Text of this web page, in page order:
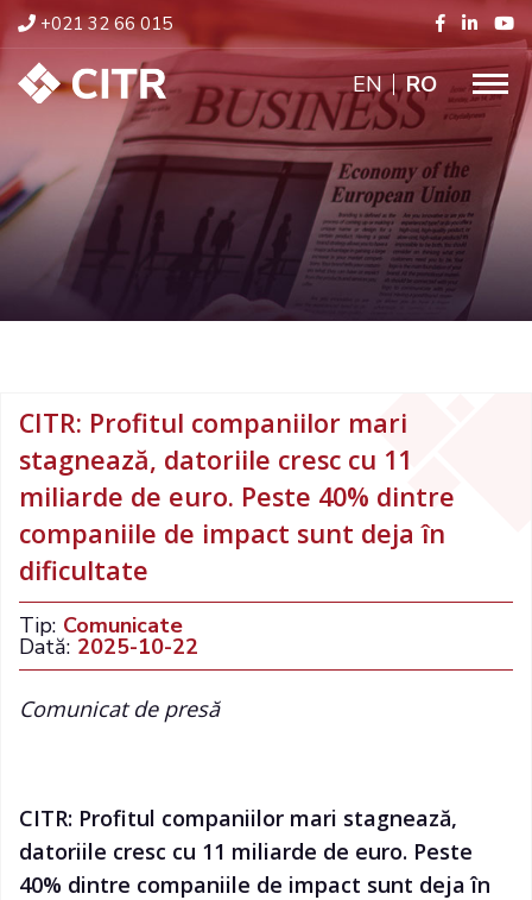
+021 32 66 015
ENGLISH
RO
CITR: Profitul companiilor mari
stagnează, datoriile cresc cu 11
miliarde de euro. Peste 40% dintre
companiile de impact sunt deja în
dificultate
Tip: Comunicate
Dată: 2025-10-22
Comunicat de presă
CITR: Profitul companiilor mari stagnează,
datoriile cresc cu 11 miliarde de euro. Peste
40% dintre companiile de impact sunt deja în